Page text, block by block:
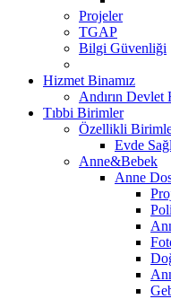
Projeler
TGAP
Bilgi Güvenliği
Hizmet Binamız
Andırın Devlet
Tıbbi Birimler
Özellikli
Evde
Anne&Bebek
Anne